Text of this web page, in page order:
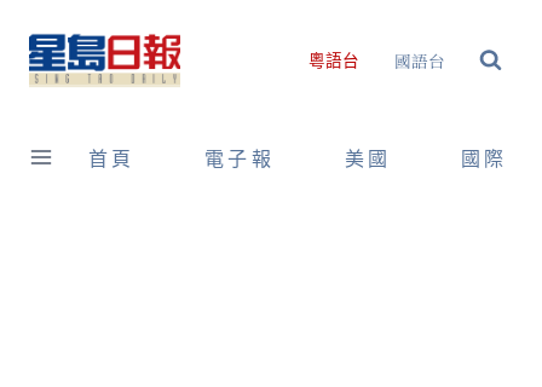
content
粵語台 國語台
首頁 電子報 美國 國際